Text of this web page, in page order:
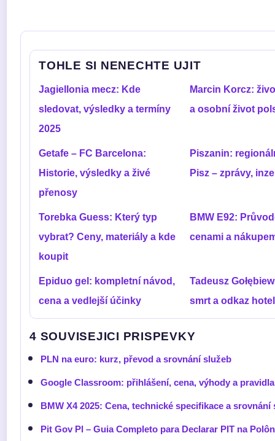
TOHLE SI NENECHTE UJIT
Jagiellonia mecz: Kde
sledovat, výsledky a termíny
2025
Marcin Korcz:
a osobní život
Getafe – FC Barcelona:
Historie, výsledky a živé
přenosy
Piszanin:
Pisz – zprávy,
Torebka Guess: Který typ
vybrat? Ceny, materiály a kde
koupit
BMW E92:
cenami a
Epiduo gel: kompletní návod,
cena a vedlejší účinky
Tadeusz
smrt a odkaz
4 SOUVISEJICI PRISPEVKY
PLN na euro: kurz, převod a srovnání služeb
Google Classroom: přihlášení, cena, výhody a pravidla
BMW X4 2025: Cena, technické specifikace a
Pit Gov Pl – Guia Completo para Declarar PIT na